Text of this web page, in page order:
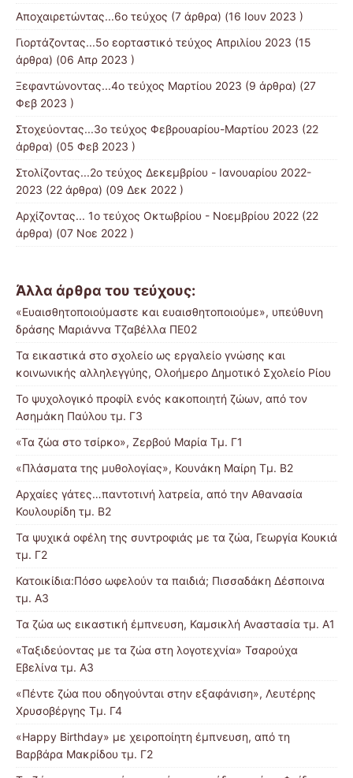
Αποχαιρετώντας...6ο τεύχος (7 άρθρα) (16 Ιουν 2023 )
Γιορτάζοντας...5ο εορταστικό τεύχος Απριλίου 2023 (15
άρθρα) (06 Απρ 2023 )
Ξεφαντώνοντας...4ο τεύχος Μαρτίου 2023 (9 άρθρα) (27
Φεβ 2023 )
Στοχεύοντας...3ο τεύχος Φεβρουαρίου-Μαρτίου 2023 (22
άρθρα) (05 Φεβ 2023 )
Στολίζοντας...2ο τεύχος Δεκεμβρίου - Ιανουαρίου 2022-
2023 (22 άρθρα) (09 Δεκ 2022 )
Αρχίζοντας... 1ο τεύχος Οκτωβρίου - Νοεμβρίου 2022 (22
άρθρα) (07 Νοε 2022 )
Άλλα άρθρα του τεύχους:
«Ευαισθητοποιούμαστε και ευαισθητοποιούμε», υπεύθυνη
δράσης Μαριάννα Τζαβέλλα ΠΕ02
Τα εικαστικά στο σχολείο ως εργαλείο γνώσης και
κοινωνικής αλληλεγγύης, Ολοήμερο Δημοτικό Σχολείο Ρίου
Το ψυχολογικό προφίλ ενός κακοποιητή ζώων, από τον
Ασημάκη Παύλου τμ. Γ3
«Τα ζώα στο τσίρκο», Ζερβού Μαρία Τμ. Γ1
«Πλάσματα της μυθολογίας», Κουνάκη Μαίρη Τμ. Β2
Αρχαίες γάτες…παντοτινή λατρεία, από την Αθανασία
Κουλουρίδη τμ. Β2
Τα ψυχικά οφέλη της συντροφιάς με τα ζώα, Γεωργία Κουκιά
τμ. Γ2
Κατοικίδια:Πόσο ωφελούν τα παιδιά; Πισσαδάκη Δέσποινα
τμ. Α3
Τα ζώα ως εικαστική έμπνευση, Καμσικλή Αναστασία τμ. Α1
«Ταξιδεύοντας με τα ζώα στη λογοτεχνία» Τσαρούχα
Εβελίνα τμ. Α3
«Πέντε ζώα που οδηγούνται στην εξαφάνιση», Λευτέρης
Χρυσοβέργης Τμ. Γ4
«Happy Birthday» με χειροποίητη έμπνευση, από τη
Βαρβάρα Μακρίδου τμ. Γ2